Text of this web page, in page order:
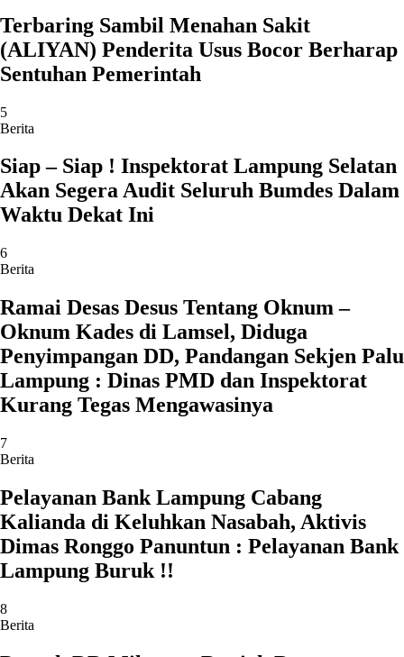
Terbaring Sambil Menahan Sakit
(ALIYAN) Penderita Usus Bocor Berharap
Sentuhan Pemerintah
5
Berita
Siap – Siap ! Inspektorat Lampung Selatan
Akan Segera Audit Seluruh Bumdes Dalam
Waktu Dekat Ini
6
Berita
Ramai Desas Desus Tentang Oknum –
Oknum Kades di Lamsel, Diduga
Penyimpangan DD, Pandangan Sekjen Palu
Lampung : Dinas PMD dan Inspektorat
Kurang Tegas Mengawasinya
7
Berita
Pelayanan Bank Lampung Cabang
Kalianda di Keluhkan Nasabah, Aktivis
Dimas Ronggo Panuntun : Pelayanan Bank
Lampung Buruk !!
8
Berita